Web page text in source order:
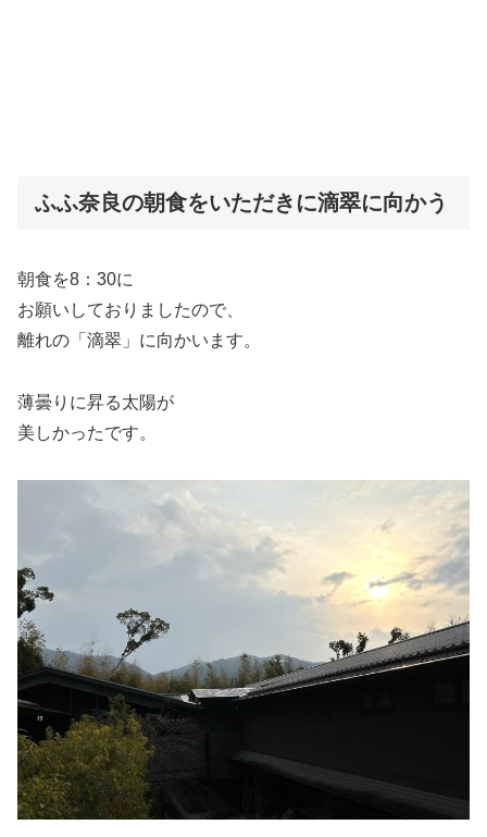
ふふ奈良の朝食をいただきに滴翠に向かう
朝食を8：30に
お願いしておりましたので、
離れの「滴翠」に向かいます。
薄曇りに昇る太陽が
美しかったです。